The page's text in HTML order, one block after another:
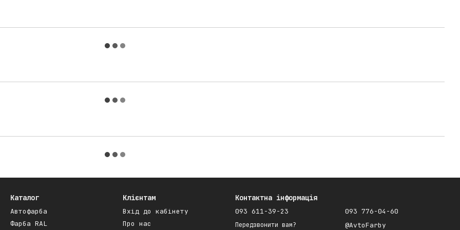
Каталог
Автофарба
Фарба RAL
Клієнтам
Вхід до кабінету
Про нас
Контактна інформація
093 611-39-23
Передзвонити вам?
093 776-04-60
@AvtoFarby